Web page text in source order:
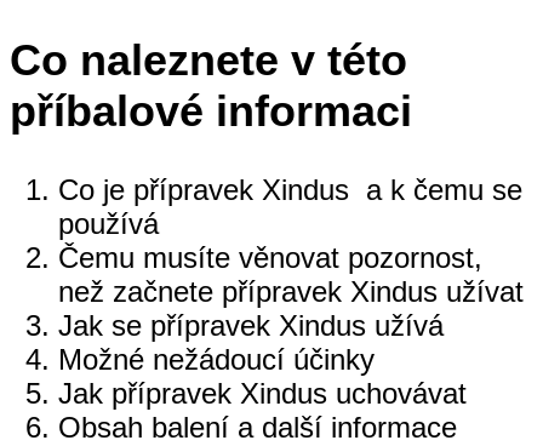
Co naleznete v této
příbalové informaci
Co je přípravek Xindus a k čemu se
používá
Čemu musíte věnovat pozornost,
než začnete přípravek Xindus užívat
Jak se přípravek Xindus užívá
Možné nežádoucí účinky
Jak přípravek Xindus uchovávat
Obsah balení a další informace